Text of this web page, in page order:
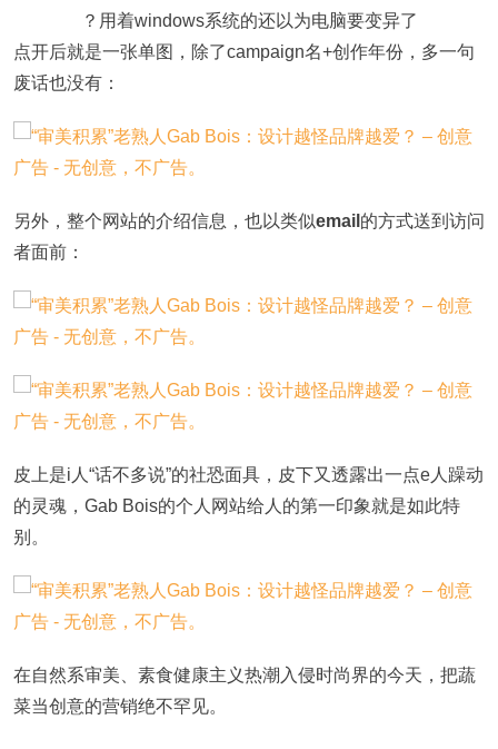
？用着windows系统的还以为电脑要变异了
点开后就是一张单图，除了campaign名+创作年份，多一句
废话也没有：
另外，整个网站的介绍信息，也以类似email 的方式送到访问
者面前：
皮上是i人“话不多说”的社恐面具，皮下又透露出一点e人躁动
的灵魂，Gab Bois的个人网站给人的第一印象就是如此特
别。
在自然系审美、素食健康主义热潮入侵时尚界的今天，把蔬
菜当创意的营销绝不罕见。